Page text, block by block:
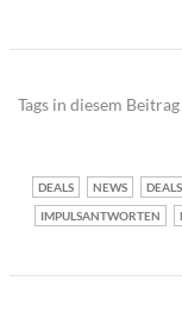
Tags in diesem Beitrag
DEALS NEWS DEALS
IMPULSANTWORTEN